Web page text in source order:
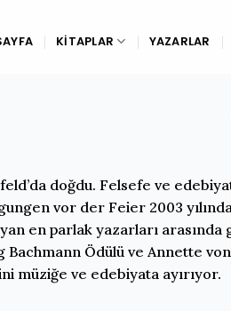
KITAPLAR YAZARLAR
doğdu. Felsefe ve
vor der Feier 2003
en parlak yazarları
Bachmann Ödülü ve Annette
müziğe ve edebiyata ayırıyor.